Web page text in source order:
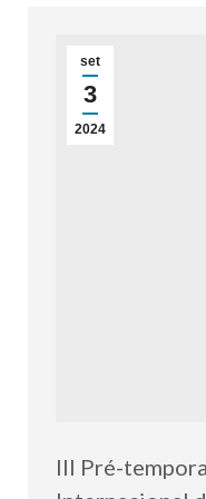
set
3
2024
III Pré-